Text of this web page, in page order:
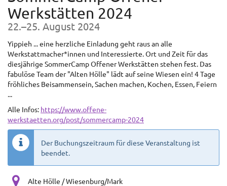
Werkstätten 2024
22.–bis
25. August 2024
Yippieh ... eine herzliche Einladung geht raus an alle
Werkstattmacher*innen und Interessierte. Ort und Zeit für das
diesjährige SommerCamp Offener Werkstätten stehen fest. Das
fabulöse Team der "Alten Hölle" lädt auf seine Wiesen ein! 4 Tage
fröhliches Beisammensein, Sachen machen, Kochen, Essen, Feiern
...
Alle Infos: https://www.offene-
werkstaetten.org/post/sommercamp-2024
Der Buchungszeitraum für diese Veranstaltung ist
beendet.
Alte Hölle / Wiesenburg/Mark